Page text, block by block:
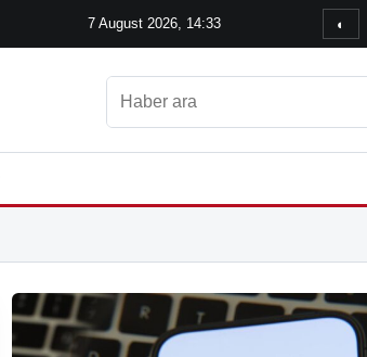
7 August 2026, 14:33 ◐